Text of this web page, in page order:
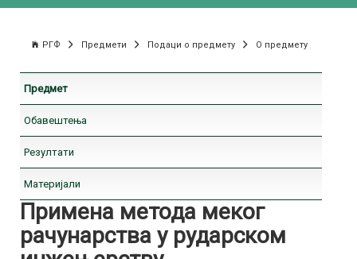
РГФ Предмети Подаци о предмету О предмету
Предмет
Обавештења
Резултати
Материјали
Примена метода меког
рачунарства у рударском